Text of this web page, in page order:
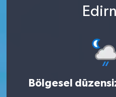
Bölgesel
MAGAZİN